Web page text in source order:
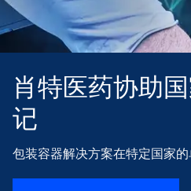
肖特医药协助
记
包装容器解决方案在特定国家